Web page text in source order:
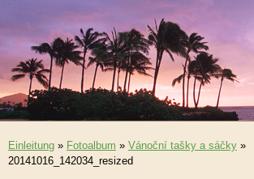
Einleitung » Fotoalbum » Vánoční tašky a sáčky »
20141016_142034_resized